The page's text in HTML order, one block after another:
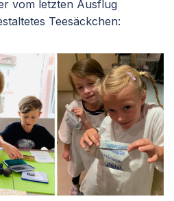
vom letzten Ausflug
Teesäckchen: